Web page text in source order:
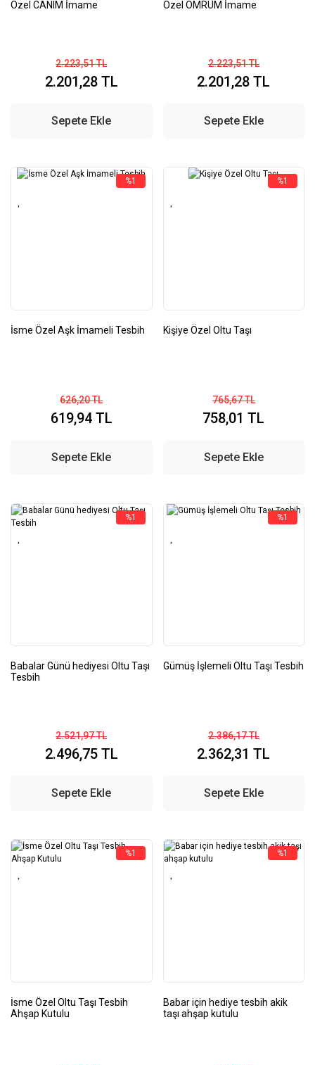
Özel CANIM İmame
2.223,51 TL
2.201,28 TL
Sepete Ekle
Özel ÖMRÜM İmame
2.223,51 TL
2.201,28 TL
Sepete Ekle
%1
İsme Özel Aşk İmameli Tesbih
626,20 TL
619,94 TL
Sepete Ekle
%1
Kişiye Özel Oltu Taşı
765,67 TL
758,01 TL
Sepete Ekle
%1
Babalar Günü hediyesi Oltu Taşı
Tesbih
2.521,97 TL
2.496,75 TL
Sepete Ekle
%1
Gümüş İşlemeli Oltu Taşı Tesbih
2.386,17 TL
2.362,31 TL
Sepete Ekle
%1
İsme Özel Oltu Taşı Tesbih
Ahşap Kutulu
%1
Babar için hediye tesbih akik
taşı ahşap kutulu